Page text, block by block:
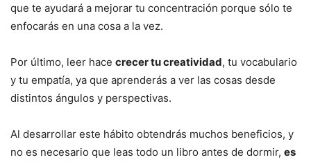
que te ayudará a mejorar tu concentración porque sólo te
enfocarás en una cosa a la vez.
Por último, leer hace crecer tu creatividad, tu vocabulario
y tu empatía, ya que aprenderás a ver las cosas desde
distintos ángulos y perspectivas.
Al desarrollar este hábito obtendrás muchos beneficios, y
no es necesario que leas todo un libro antes de dormir, es